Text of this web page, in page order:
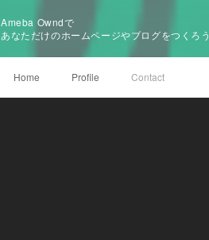
Ameba Owndで
あなただけのホームページやブログをつくろう
Home Profile Contact